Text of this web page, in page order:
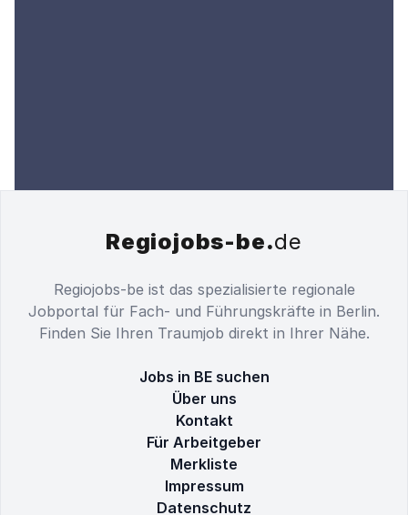
Regiojobs-be.de
Regiojobs-be ist das spezialisierte regionale
Jobportal für Fach- und Führungskräfte in Berlin.
Finden Sie Ihren Traumjob direkt in Ihrer Nähe.
Jobs in BE suchen
Über uns
Kontakt
Für Arbeitgeber
Merkliste
Impressum
Datenschutz